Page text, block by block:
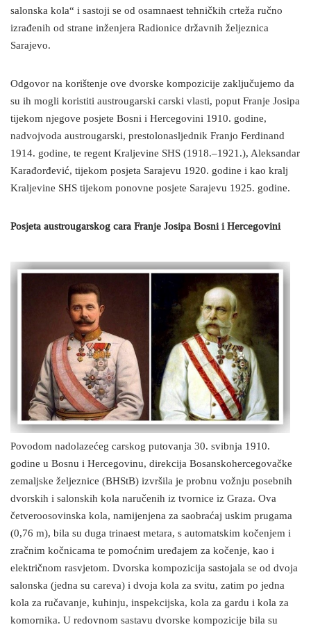
salonska kola“ i sastoji se od osamnaest tehničkih crteža ručno
izrađenih od strane inženjera Radionice državnih željeznica
Sarajevo.
Odgovor na korištenje ove dvorske kompozicije zaključujemo da
su ih mogli koristiti austrougarski carski vlasti, poput Franje Josipa
tijekom njegove posjete Bosni i Hercegovini 1910. godine,
nadvojvoda austrougarski, prestolonasljednik Franjo Ferdinand
1914. godine, te regent Kraljevine SHS (1918.–1921.), Aleksandar
Karađorđević, tijekom posjeta Sarajevu 1920. godine i kao kralj
Kraljevine SHS tijekom ponovne posjete Sarajevu 1925. godine.
Posjeta austrougarskog cara Franje Josipa Bosni i Hercegovini
Povodom nadolazećeg carskog putovanja 30. svibnja 1910.
godine u Bosnu i Hercegovinu, direkcija Bosanskohercegovačke
zemaljske željeznice (BHStB) izvršila je probnu vožnju posebnih
dvorskih i salonskih kola naručenih iz tvornice iz Graza. Ova
četveroosovinska kola, namijenjena za saobraćaj uskim prugama
(0,76 m), bila su duga trinaest metara, s automatskim kočenjem i
zračnim kočnicama te pomoćnim uređajem za kočenje, kao i
električnom rasvjetom. Dvorska kompozicija sastojala se od dvoja
salonska (jedna su careva) i dvoja kola za svitu, zatim po jedna
kola za ručavanje, kuhinju, inspekcijska, kola za gardu i kola za
komornika. U redovnom sastavu dvorske kompozicije bila su